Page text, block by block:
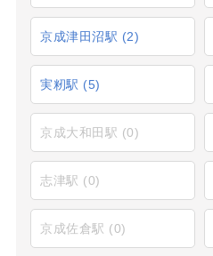
京成津田沼駅 (2)
実籾駅 (5)
京成大和田駅 (0)
志津駅 (0)
京成佐倉駅 (0)